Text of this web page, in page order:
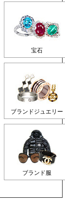
宝石
ブランドジュエリー
ブランド服